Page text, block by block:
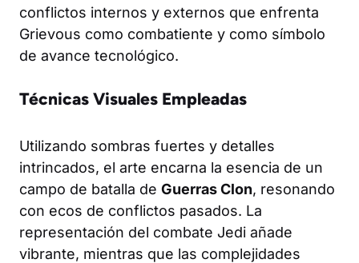
conflictos internos y externos que enfrenta
Grievous como combatiente y como símbolo
de avance tecnológico.
Técnicas Visuales Empleadas
Utilizando sombras fuertes y detalles
intrincados, el arte encarna la esencia de un
campo de batalla de Guerras Clon, resonando
con ecos de conflictos pasados. La
representación del combate Jedi añade
vibrante, mientras que las complejidades